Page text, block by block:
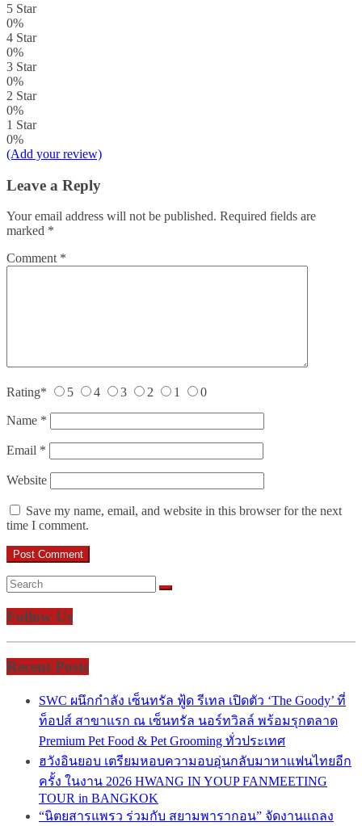
5 Star
0%
4 Star
0%
3 Star
0%
2 Star
0%
1 Star
0%
(Add your review)
Leave a Reply
Your email address will not be published. Required fields are
marked *
Comment *
Rating* 5 4 3 2 1 0
Name *
Email *
Website
Save my name, email, and website in this browser for the next
time I comment.
Follow Us
Recent Posts
SWC ผนึกกำลัง เซ็นทรัล ฟู้ด รีเทล เปิดตัว ‘The Goody’ ที่
ท็อปส์ สาขาแรก ณ เซ็นทรัล นอร์ทวิลล์ พร้อมรุกตลาด
Premium Pet Food & Pet Grooming ทั่วประเทศ
ฮวังอินยอบ เตรียมหอบความอบอุ่นกลับมาหาแฟนไทยอีก
ครั้ง ในงาน 2026 HWANG IN YOUP FANMEETING
TOUR in BANGKOK
“นิตยสารแพรว ร่วมกับ สยามพารากอน” จัดงานแถลง